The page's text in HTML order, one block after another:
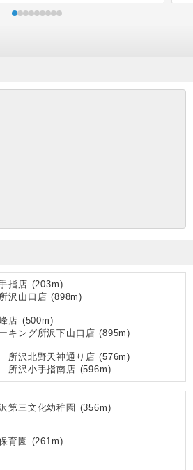
指店 (203m)
沢山口店 (898m)
店 (500m)
キング所沢下山口店 (895m)
所沢北野天神通り店 (576m)
所沢小手指南店 (596m)
第三文化幼稚園 (356m)
育園 (261m)